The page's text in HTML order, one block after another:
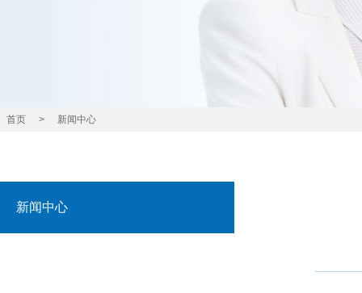
首页 > 新闻中心
新闻中心